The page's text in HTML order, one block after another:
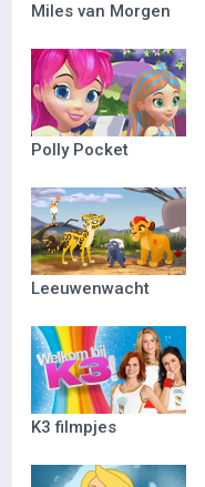
Miles van Morgen
Polly Pocket
Leeuwenwacht
K3 filmpjes